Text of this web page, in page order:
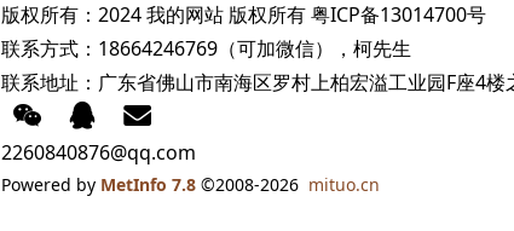
版权所有：2024 我的网站 版权所有粤ICP备13014700号
联系方式：18664246769（可加微信），柯先生
联系地址：广东省佛山市南海区罗村上柏宏溢工业园F座4楼
2260840876@qq.com
Powered by MetInfo 7.8©2008-2026 mituo.cn